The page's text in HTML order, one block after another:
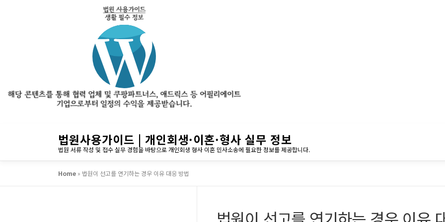
로
법원사용가이드 | 개인회생·이혼·형사 실무 정보
법원 서류 작성 및 접수 실무 경험을 바탕으로 개인회생 형사 이혼 민사소송에 필요한 정보를 제공합니다.
Home » 법원이 선고를 연기하는 경우 이유 대응 방법